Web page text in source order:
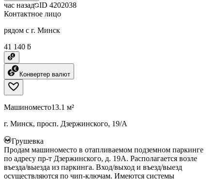
час назад ID 4202038
Контактное лицо
рядом с г. Минск
41 140 ƃ
Конвертер валют
Машиноместо13.1 м²
г. Минск, просп. Дзержинского, 19/А
Грушевка
Продам машиноместо в отапливаемом подземном паркинге
по адресу пр-т Дзержинского, д. 19А. Располагается возле
въезда/выезда из паркинга. Вход/выход и въезд/выезд
осуществляются по чип-ключам. Имеются системы